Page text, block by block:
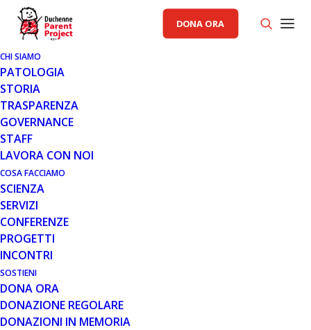
DONA ORA
CHI SIAMO
PATOLOGIA
STORIA
TRASPARENZA
GOVERNANCE
STAFF
LAVORA CON NOI
COSA FACCIAMO
SCIENZA
SERVIZI
CONFERENZE
PROGETTI
INCONTRI
SOSTIENI
DONA ORA
DONAZIONE REGOLARE
DONAZIONI IN MEMORIA
COMUNICATI,INCONTRI